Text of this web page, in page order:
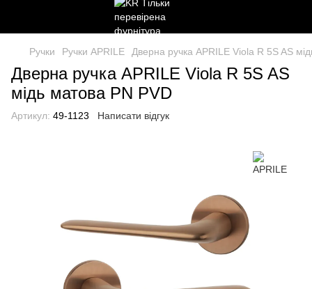
Ручки Ручки APRILE Дверна ручка APRILE Viola R 5S AS
Дверна ручка APRILE Viola R 5S AS
мідь матова PN PVD
Артикул: 49-1123 Написати відгук